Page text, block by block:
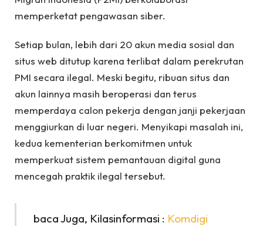
memperketat pengawasan siber.
Setiap bulan, lebih dari 20 akun media sosial dan
situs web ditutup karena terlibat dalam perekrutan
PMI secara ilegal. Meski begitu, ribuan situs dan
akun lainnya masih beroperasi dan terus
memperdaya calon pekerja dengan janji pekerjaan
menggiurkan di luar negeri. Menyikapi masalah ini,
kedua kementerian berkomitmen untuk
memperkuat sistem pemantauan digital guna
mencegah praktik ilegal tersebut.
baca Juga, Kilasinformasi : Komdigi